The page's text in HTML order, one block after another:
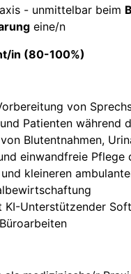
- unmittelbar beim
eine/n
in (80-100%)
von
Patienten während
Blutentnahmen,
einwandfreie Pflege
kleineren
KI-Unterstützender